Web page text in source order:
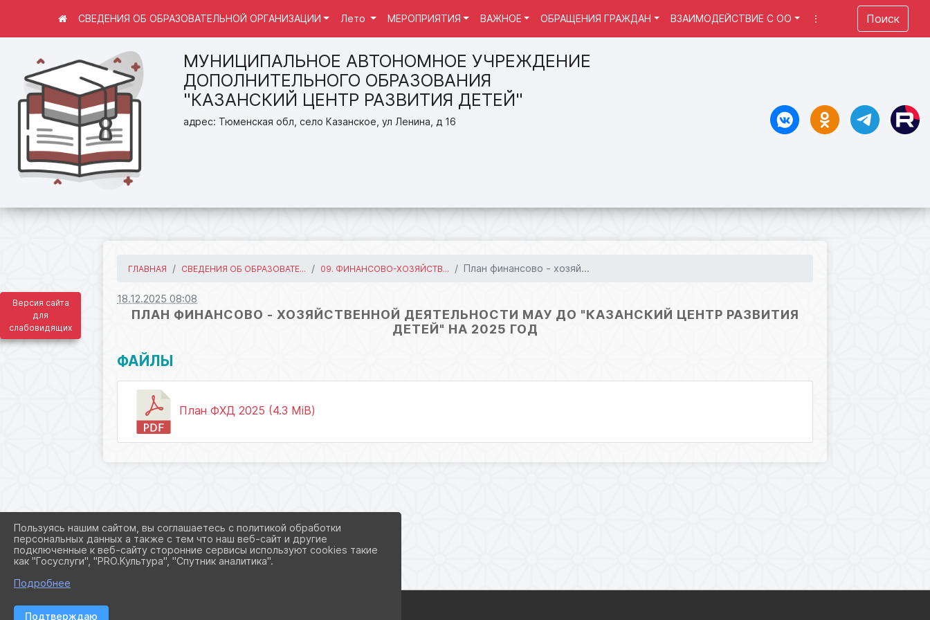
Версия сайта
для
слабовидящих
МУНИЦИПАЛЬНОЕ АВТОНОМНОЕ УЧРЕЖДЕНИЕ
ДОПОЛНИТЕЛЬНОГО ОБРАЗОВАНИЯ
"КАЗАНСКИЙ ЦЕНТР РАЗВИТИЯ ДЕТЕЙ"
адрес: Тюменская обл, село Казанское, ул Ленина, д 16
СВЕДЕНИЯ ОБ ОБРАЗОВАТЕЛЬНОЙ ОРГАНИЗАЦИИ Лето МЕРОПРИЯТИЯ ВАЖНОЕ ОБРАЩЕНИЯ ГРАЖДАН ВЗАИМОДЕЙСТВИЕ С ОО ⋮ Поиск
ГЛАВНАЯ СВЕДЕНИЯ ОБ ОБРАЗОВАТЕ... 09. ФИНАНСОВО-ХОЗЯЙСТВ... План финансово - хозяй...
18.12.2025 08:08
ПЛАН ФИНАНСОВО - ХОЗЯЙСТВЕННОЙ ДЕЯТЕЛЬНОСТИ МАУ ДО "КАЗАНСКИЙ ЦЕНТР РАЗВИТИЯ
ДЕТЕЙ" НА 2025 ГОД
ФАЙЛЫ
План ФХД 2025 (4.3 MiB)
Пользуясь нашим сайтом, вы соглашаетесь с политикой обработки
персональных данных а также с тем что наш веб-сайт и другие
подключенные к веб-сайту сторонние сервисы используют cookies такие
как "Госуслуги", "PRO.Культура", "Спутник аналитика".
Подробнее
Подтверждаю